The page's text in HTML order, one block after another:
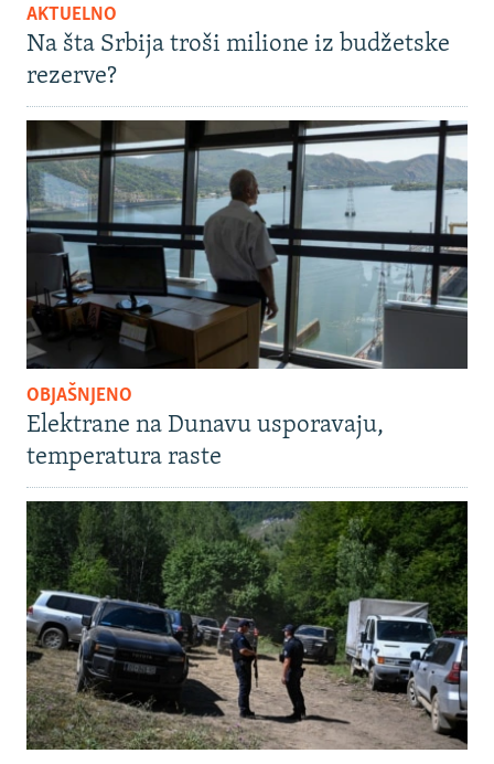
AKTUELNO
Na šta Srbija troši milione iz budžetske
rezerve?
OBJAŠNJENO
Elektrane na Dunavu usporavaju,
temperatura raste